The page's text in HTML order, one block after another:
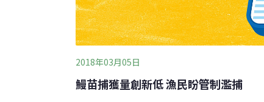
2018年03月05日
鰻苗捕獲量創新低 漁民盼管制濫捕